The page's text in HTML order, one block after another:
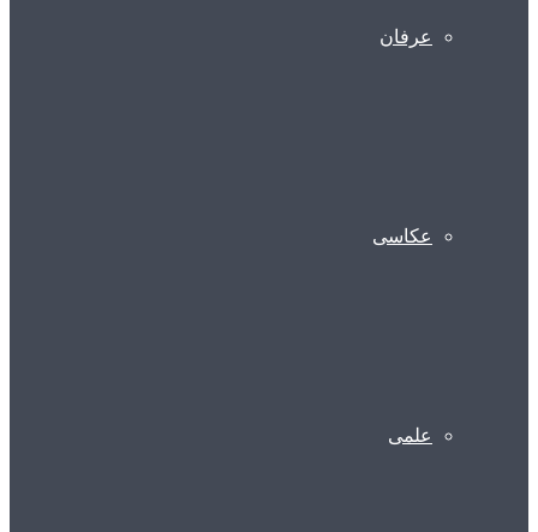
عرفان
عکاسی
علمی